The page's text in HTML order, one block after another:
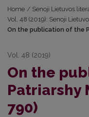
Home / Senoji Lietuvos
Vol. 48 (2019): Senoji
On the publication of the
Vol. 48 (2019)
On the
Patriarshy
790)